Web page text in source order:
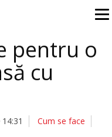
pentru o
cu
14:31 Cum se face